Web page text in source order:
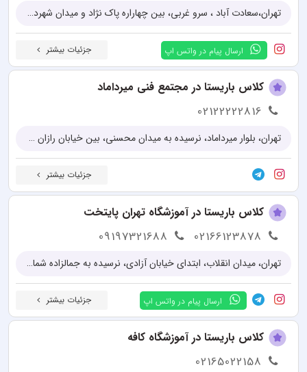
تهران،سعادت آباد ، سرو غربی، بین چهاراره پاک نژاد و میدان شهرداری، خیابان بخشایش، کوچه بهار ۵، پلاک ١
ارسال پیام در واتس اپ جزئیات بیشتر
کلاس باریستا در مجتمع فنی میرداماد
02122222816
تهران، بلوار میرداماد، نرسیده به میدان محسنی، بین خیابان رازان شمالی و سید حسینی، جنب بانک ملت، پلاک 83
جزئیات بیشتر
کلاس باریستا در آموزشگاه تهران پایتخت
02166123878
09197321688
تهران، میدان انقلاب، ابتدای خیابان آزادی، نرسیده به جمالزاده شمالی، بن بست قائم مقام، بن بست اول، پلاک 37، ساختمان تهران پایتخت
ارسال پیام در واتس اپ جزئیات بیشتر
کلاس باریستا در آموزشگاه کافه
02165022158